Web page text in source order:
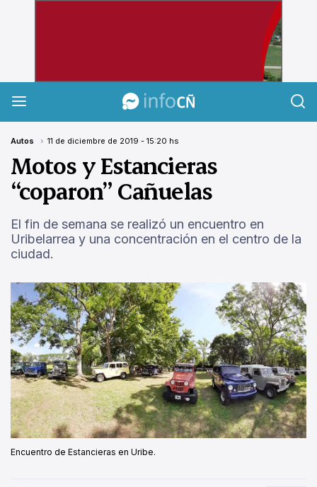
Autos 11 de diciembre de 2019 - 15:20 hs
Motos y Estancieras
“coparon” Cañuelas
El fin de semana se realizó un encuentro en
Uribelarrea y una concentración en el centro de la
ciudad.
Encuentro de Estancieras en Uribe.